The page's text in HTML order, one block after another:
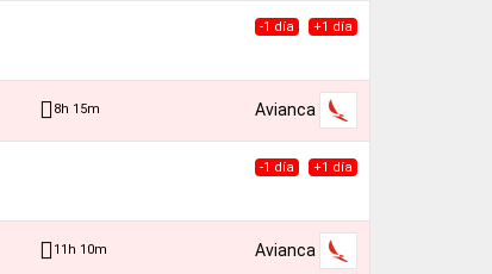
-1 día +1 día
8h 15m Avianca
-1 día +1 día
11h 10m Avianca